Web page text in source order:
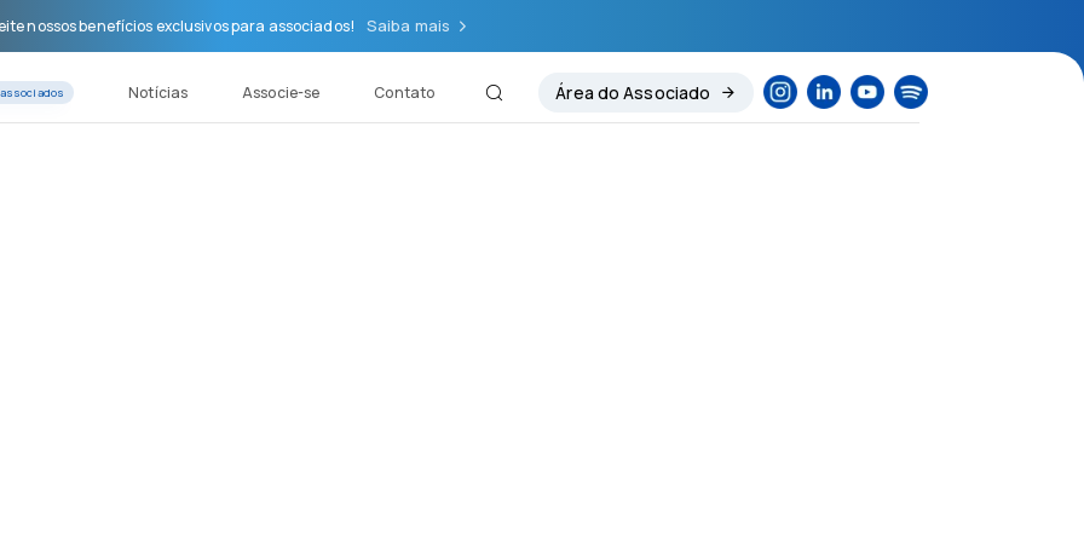
nossos benefícios exclusivos para associados! Saiba mais
Notícias Associe-se Contato Área do Associado